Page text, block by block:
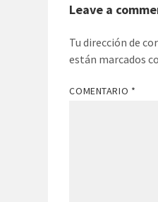
Leave a
Tu dirección de
están marcados
COMENTARIO *